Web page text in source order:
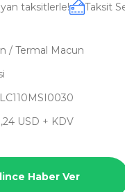
taksitlerle! Taksit
/ Termal Macun
USD + KDV
Haber Ver